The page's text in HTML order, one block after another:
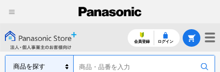
会員登録 ログイン